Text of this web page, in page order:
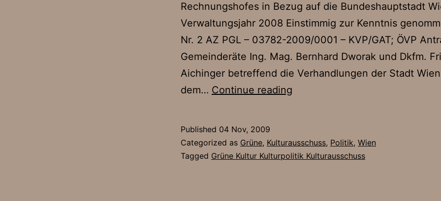
Rechnungshofes in Bezug auf die Bundeshauptstadt
Verwaltungsjahr 2008 Einstimmig zur Kenntnis
Nr. 2 AZ PGL – 03782-2009/0001 – KVP/GAT; ÖVP
Gemeinderäte Ing. Mag. Bernhard Dworak und Dkfm.
Aichinger betreffend die Verhandlungen der Stadt
dem… Continue reading
November
2009
Published 04 Nov, 2009
Categorized as Grüne, Kulturausschuss, Politik, Wien
Tagged Grüne Kultur Kulturpolitik Kulturausschuss